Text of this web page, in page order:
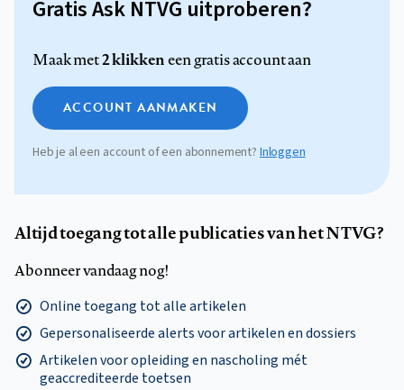
Gratis Ask NTVG uitproberen?
Maak met2 klikkeneen gratis account aan
ACCOUNT AANMAKEN
Heb je al een account of een abonnement?Inloggen
Altijd toegang tot alle publicaties van het NTVG?
Abonneer vandaag nog!
Online toegang tot alle artikelen
Gepersonaliseerde alerts voor artikelen en dossiers
Artikelen voor opleiding en nascholing mét
geaccrediteerde toetsen